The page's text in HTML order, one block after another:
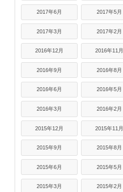
2017年6月 2017年5月
2017年3月 2017年2月
2016年12月 2016年11月
2016年9月 2016年8月
2016年6月 2016年5月
2016年3月 2016年2月
2015年12月 2015年11月
2015年9月 2015年8月
2015年6月 2015年5月
2015年3月 2015年2月